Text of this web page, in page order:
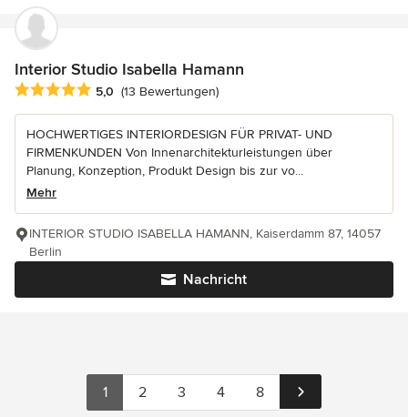
Interior Studio Isabella Hamann
Durchschnittliche Bewertung: 5 von 5 Sternen
5,0 (13 Bewertungen)
HOCHWERTIGES INTERIORDESIGN FÜR PRIVAT- UND
FIRMENKUNDEN Von Innenarchitekturleistungen über
Planung, Konzeption, Produkt Design bis zur vo...
Mehr
Nachricht
INTERIOR STUDIO ISABELLA HAMANN, Kaiserdamm 87, 14057
Berlin
1 2 3 4 8